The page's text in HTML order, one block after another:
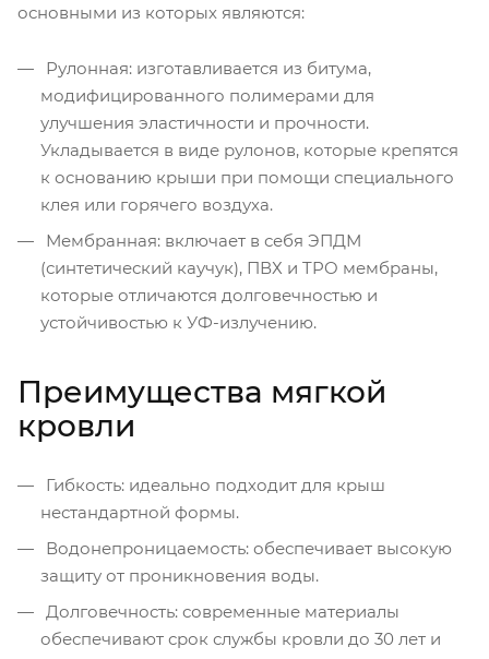
основными из которых являются:
Рулонная: изготавливается из битума,
модифицированного полимерами для
улучшения эластичности и прочности.
Укладывается в виде рулонов, которые крепятся
к основанию крыши при помощи специального
клея или горячего воздуха.
Мембранная: включает в себя ЭПДМ
(синтетический каучук), ПВХ и TPO мембраны,
которые отличаются долговечностью и
устойчивостью к УФ-излучению.
Преимущества мягкой
кровли
Гибкость: идеально подходит для крыш
нестандартной формы.
Водонепроницаемость: обеспечивает высокую
защиту от проникновения воды.
Долговечность: современные материалы
обеспечивают срок службы кровли до 30 лет и